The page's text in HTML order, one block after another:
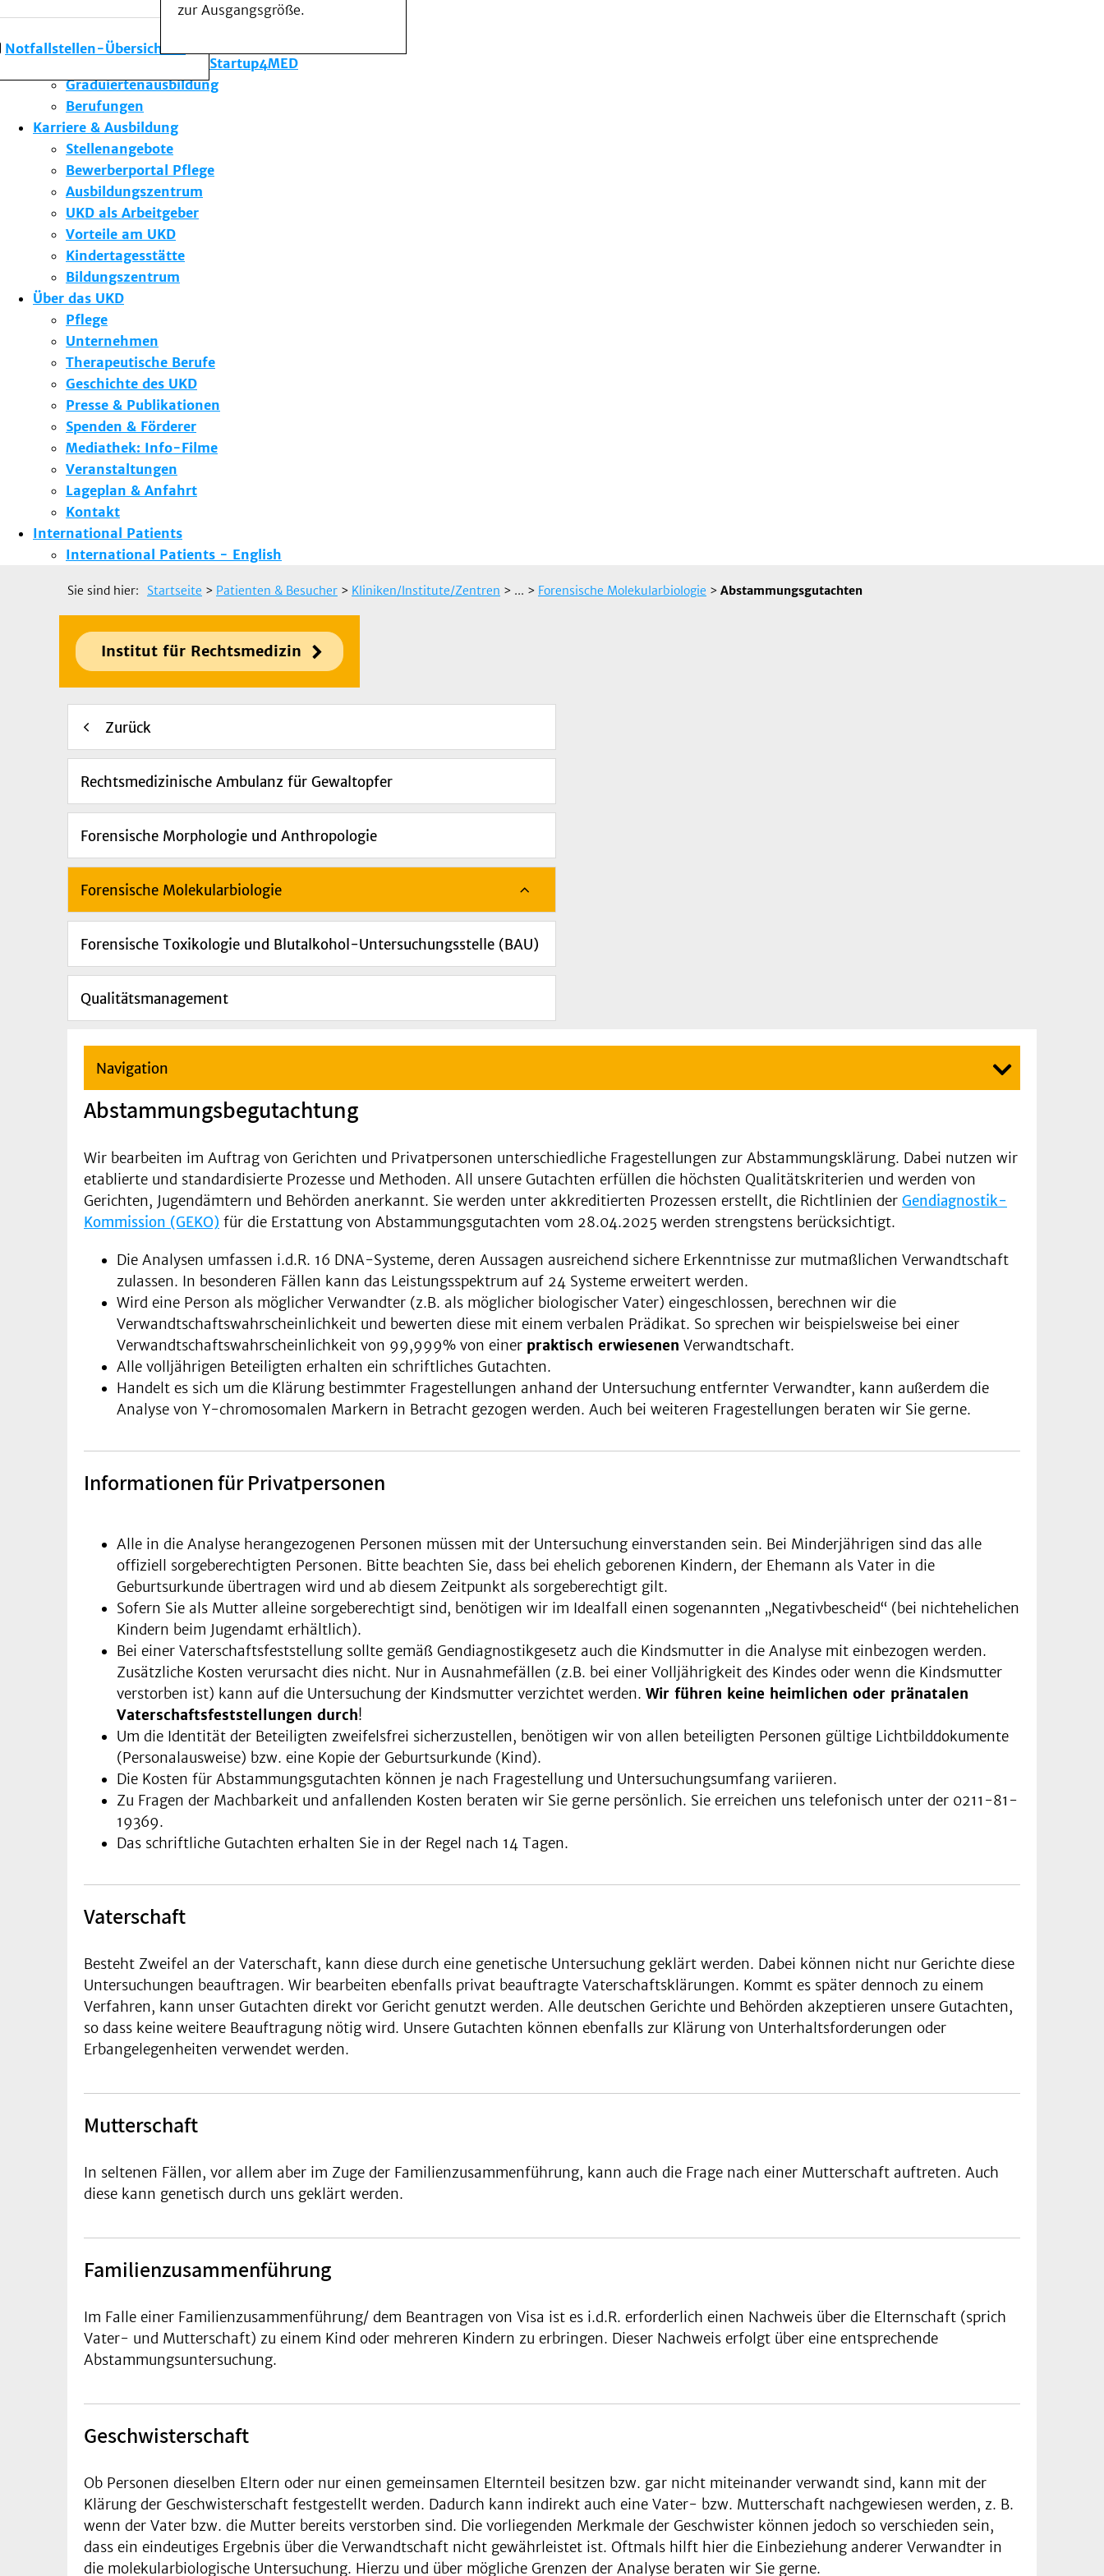
Notfallstellen-Übersicht
zur Ausgangsgröße.
Forschung am UKD
Studium & Lehre
Gründungsförderung Startup4MED
Graduiertenausbildung
Berufungen
Karriere & Ausbildung
Stellenangebote
Bewerberportal Pflege
Ausbildungszentrum
UKD als Arbeitgeber
Vorteile am UKD
Kindertagesstätte
Bildungszentrum
Über das UKD
Pflege
Unternehmen
Therapeutische Berufe
Geschichte des UKD
Presse & Publikationen
Spenden & Förderer
Mediathek: Info-Filme
Veranstaltungen
Lageplan & Anfahrt
Kontakt
International Patients
International Patients - English
Sie sind hier: Startseite > Patienten & Besucher > Kliniken/Institute/Zentren > ... > Forensische Molekularbiologie > Abstammungsgutachten
Institut für Rechtsmedizin
Zurück
Rechtsmedizinische Ambulanz für Gewaltopfer
Forensische Morphologie und Anthropologie
Forensische Molekularbiologie
Forensische Toxikologie und Blutalkohol-Untersuchungsstelle (BAU)
Qualitätsmanagement
Navigation
Abstammungsbegutachtung
Wir bearbeiten im Auftrag von Gerichten und Privatpersonen unterschiedliche Fragestellungen zur Abstammungsklärung. Dabei nutzen wir
etablierte und standardisierte Prozesse und Methoden. All unsere Gutachten erfüllen die höchsten Qualitätskriterien und werden von
Gerichten, Jugendämtern und Behörden anerkannt. Sie werden unter akkreditierten Prozessen erstellt, die Richtlinien der Gendiagnostik-
Kommission (GEKO) für die Erstattung von Abstammungsgutachten vom 28.04.2025 werden strengstens berücksichtigt.
Die Analysen umfassen i.d.R. 16 DNA-Systeme, deren Aussagen ausreichend sichere Erkenntnisse zur mutmaßlichen Verwandtschaft
zulassen. In besonderen Fällen kann das Leistungsspektrum auf 24 Systeme erweitert werden.
Wird eine Person als möglicher Verwandter (z.B. als möglicher biologischer Vater) eingeschlossen, berechnen wir die
Verwandtschaftswahrscheinlichkeit und bewerten diese mit einem verbalen Prädikat. So sprechen wir beispielsweise bei einer
Verwandtschaftswahrscheinlichkeit von 99,999% von einer praktisch erwiesenen Verwandtschaft.
Alle volljährigen Beteiligten erhalten ein schriftliches Gutachten.
Handelt es sich um die Klärung bestimmter Fragestellungen anhand der Untersuchung entfernter Verwandter, kann außerdem die
Analyse von Y-chromosomalen Markern in Betracht gezogen werden. Auch bei weiteren Fragestellungen beraten wir Sie gerne.
Informationen für Privatpersonen
Alle in die Analyse herangezogenen Personen müssen mit der Untersuchung einverstanden sein. Bei Minderjährigen sind das alle
offiziell sorgeberechtigten Personen. Bitte beachten Sie, dass bei ehelich geborenen Kindern, der Ehemann als Vater in die
Geburtsurkunde übertragen wird und ab diesem Zeitpunkt als sorgeberechtigt gilt.
Sofern Sie als Mutter alleine sorgeberechtigt sind, benötigen wir im Idealfall einen sogenannten „Negativbescheid“ (bei nichtehelichen
Kindern beim Jugendamt erhältlich).
Bei einer Vaterschaftsfeststellung sollte gemäß Gendiagnostikgesetz auch die Kindsmutter in die Analyse mit einbezogen werden.
Zusätzliche Kosten verursacht dies nicht. Nur in Ausnahmefällen (z.B. bei einer Volljährigkeit des Kindes oder wenn die Kindsmutter
verstorben ist) kann auf die Untersuchung der Kindsmutter verzichtet werden. Wir führen keine heimlichen oder pränatalen
Vaterschaftsfeststellungen durch!
Um die Identität der Beteiligten zweifelsfrei sicherzustellen, benötigen wir von allen beteiligten Personen gültige Lichtbilddokumente
(Personalausweise) bzw. eine Kopie der Geburtsurkunde (Kind).
Die Kosten für Abstammungsgutachten können je nach Fragestellung und Untersuchungsumfang variieren.
Zu Fragen der Machbarkeit und anfallenden Kosten beraten wir Sie gerne persönlich. Sie erreichen uns telefonisch unter der 0211-81-
19369.
Das schriftliche Gutachten erhalten Sie in der Regel nach 14 Tagen.
Vaterschaft
Besteht Zweifel an der Vaterschaft, kann diese durch eine genetische Untersuchung geklärt werden. Dabei können nicht nur Gerichte diese
Untersuchungen beauftragen. Wir bearbeiten ebenfalls privat beauftragte Vaterschaftsklärungen. Kommt es später dennoch zu einem
Verfahren, kann unser Gutachten direkt vor Gericht genutzt werden. Alle deutschen Gerichte und Behörden akzeptieren unsere Gutachten,
so dass keine weitere Beauftragung nötig wird. Unsere Gutachten können ebenfalls zur Klärung von Unterhaltsforderungen oder
Erbangelegenheiten verwendet werden.
Mutterschaft
In seltenen Fällen, vor allem aber im Zuge der Familienzusammenführung, kann auch die Frage nach einer Mutterschaft auftreten. Auch
diese kann genetisch durch uns geklärt werden.
Familienzusammenführung
Im Falle einer Familienzusammenführung/ dem Beantragen von Visa ist es i.d.R. erforderlich einen Nachweis über die Elternschaft (sprich
Vater- und Mutterschaft) zu einem Kind oder mehreren Kindern zu erbringen. Dieser Nachweis erfolgt über eine entsprechende
Abstammungsuntersuchung.
Geschwisterschaft
Ob Personen dieselben Eltern oder nur einen gemeinsamen Elternteil besitzen bzw. gar nicht miteinander verwandt sind, kann mit der
Klärung der Geschwisterschaft festgestellt werden. Dadurch kann indirekt auch eine Vater- bzw. Mutterschaft nachgewiesen werden, z. B.
wenn der Vater bzw. die Mutter bereits verstorben sind. Die vorliegenden Merkmale der Geschwister können jedoch so verschieden sein,
dass ein eindeutiges Ergebnis über die Verwandtschaft nicht gewährleistet ist. Oftmals hilft hier die Einbeziehung anderer Verwandter in
die molekularbiologische Untersuchung. Hierzu und über mögliche Grenzen der Analyse beraten wir Sie gerne.